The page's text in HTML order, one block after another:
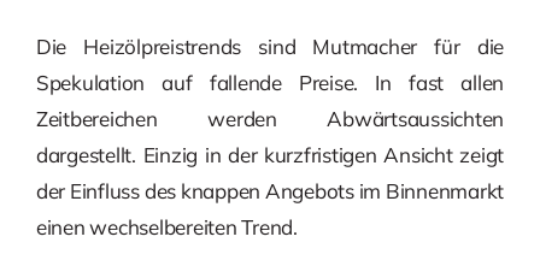
Die Heizölpreistrends sind Mutmacher für die
Spekulation auf fallende Preise. In fast allen
Zeitbereichen werden Abwärtsaussichten
dargestellt. Einzig in der kurzfristigen Ansicht zeigt
der Einfluss des knappen Angebots im Binnenmarkt
einen wechselbereiten Trend.